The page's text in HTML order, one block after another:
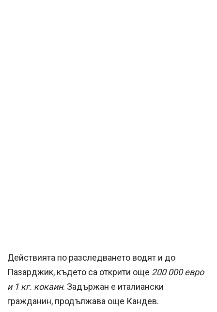
Действията по разследването водят и до
Пазарджик, където са открити още 200 000 евро
и 1 кг. кокаин. Задържан е италиански
гражданин, продължава още Кандев.